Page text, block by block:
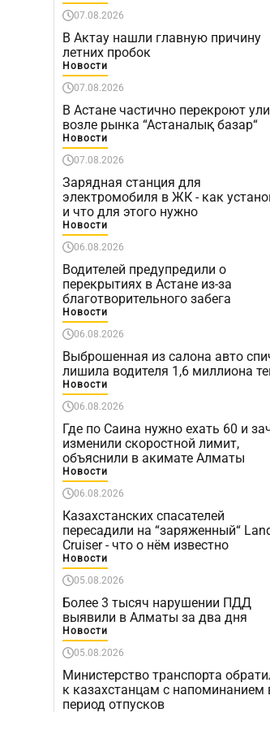
07.08.2026
В Актау нашли главную причину
летних пробок
Новости
07.08.2026
В Астане частично перекроют
возле рынка “Астаналық базар“
Новости
07.08.2026
Зарядная станция для
электромобиля в ЖК - как
и что для этого нужно
Новости
06.08.2026
Водителей предупредили о
перекрытиях в Астане из-за
благотворительного забега
Новости
06.08.2026
Выброшенная из салона авто
лишила водителя 1,6 миллиона
Новости
06.08.2026
Где по Саина нужно ехать 60 и
изменили скоростной лимит,
объяснили в акимате Алматы
Новости
06.08.2026
Казахстанских спасателей
пересадили на “заряженный“
Cruiser - что о нём известно
Новости
05.08.2026
Более 3 тысяч нарушении ПДД
выявили в Алматы за два дня
Новости
05.08.2026
Министерство транспорта
к казахстанцам с напоминанием
период отпусков